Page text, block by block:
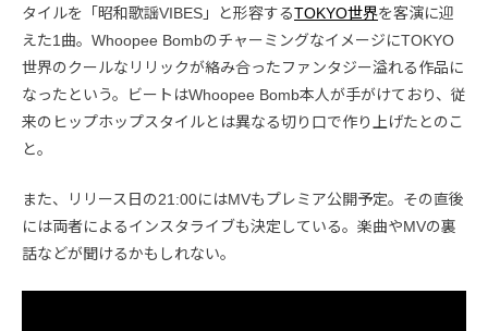
タイルを「昭和歌謡VIBES」と形容するTOKYO世界を客演に迎
えた1曲。Whoopee BombのチャーミングなイメージにTOKYO
世界のクールなリリックが絡み合ったファンタジー溢れる作品に
なったという。ビートはWhoopee Bomb本人が手がけており、従
来のヒップホップスタイルとは異なる切り口で作り上げたとのこ
と。
また、リリース日の21:00にはMVもプレミア公開予定。その直後
には両者によるインスタライブも決定している。楽曲やMVの裏
話などが聞けるかもしれない。